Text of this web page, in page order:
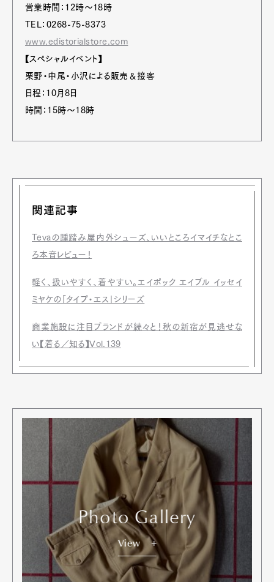
営業時間：12時～18時
TEL：0268-75-8373
www.edistorialstore.com
【スペシャルイベント】
栗野・中尾・小沢による販売＆接客
日程：10月8日
時間：15時～18時
関連記事
Tevaの踵踏み屋内外シューズ、いいところイマイチなとこ
ろ本音レビュー！
軽く、扱いやすく、着やすい。エイポック エイブル イッセイ
ミヤケの「タイプ・エス」シリーズ
商業施設に注目ブランドが続々と！秋の新宿が見逃せな
い【着る／知る】Vol.139
Photo Gallery
View